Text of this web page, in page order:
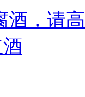
酒，请